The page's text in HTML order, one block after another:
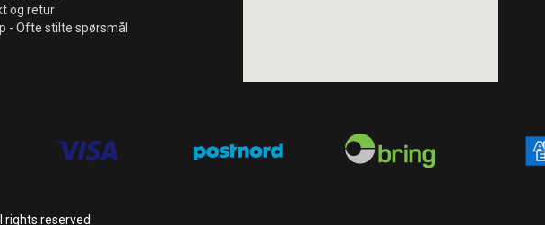
og retur
- Ofte stilte spørsmål
rights reserved